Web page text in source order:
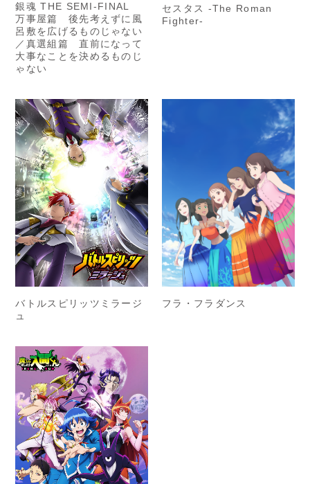
銀魂 THE SEMI-FINAL
万事屋篇 後先考えずに風
呂敷を広げるものじゃない
／真選組篇 直前になって
大事なことを決めるものじ
ゃない
セスタス -The Roman
Fighter-
バトルスピリッツミラージ
ュ
フラ・フラダンス